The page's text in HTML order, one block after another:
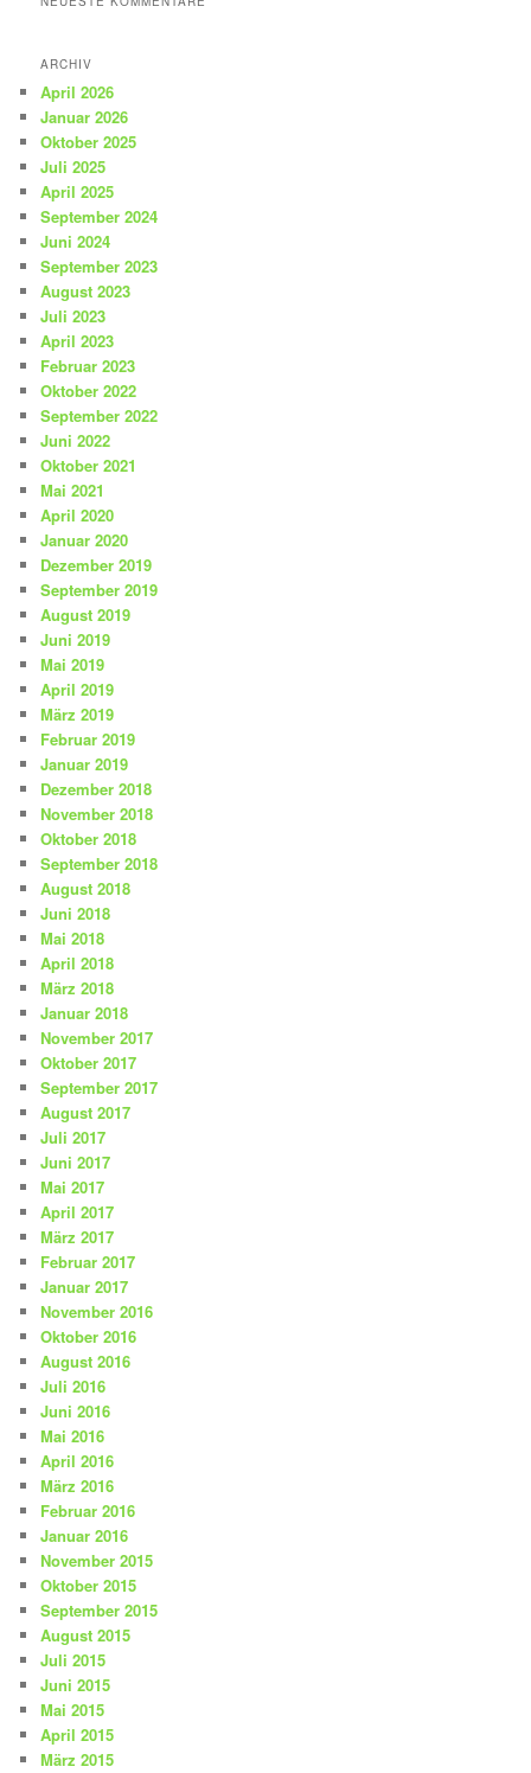
ARCHIV
April 2026
Januar 2026
Oktober 2025
Juli 2025
April 2025
September 2024
Juni 2024
September 2023
August 2023
Juli 2023
April 2023
Februar 2023
Oktober 2022
September 2022
Juni 2022
Oktober 2021
Mai 2021
April 2020
Januar 2020
Dezember 2019
September 2019
August 2019
Juni 2019
Mai 2019
April 2019
März 2019
Februar 2019
Januar 2019
Dezember 2018
November 2018
Oktober 2018
September 2018
August 2018
Juni 2018
Mai 2018
April 2018
März 2018
Januar 2018
November 2017
Oktober 2017
September 2017
August 2017
Juli 2017
Juni 2017
Mai 2017
April 2017
März 2017
Februar 2017
Januar 2017
November 2016
Oktober 2016
August 2016
Juli 2016
Juni 2016
Mai 2016
April 2016
März 2016
Februar 2016
Januar 2016
November 2015
Oktober 2015
September 2015
August 2015
Juli 2015
Juni 2015
Mai 2015
April 2015
März 2015